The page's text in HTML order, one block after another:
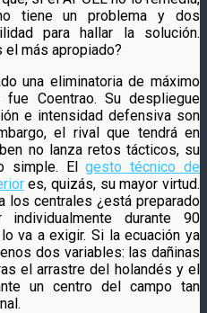
tiene un problema y dos
para hallar la solución.
el más apropiado?
una eliminatoria de máximo
Coentrao. Su despliegue
e intensidad defensiva son
el rival que tendrá en
no lanza retos tácticos, su
simple. Elgesto técnico de
es, quizás, su mayor virtud.
los centrales ¿está preparado
individualmente durante 90
va a exigir. Si la ecuación ya
dos variables: las dañinas
el arrastre del holandés y el
un centro del campo tan